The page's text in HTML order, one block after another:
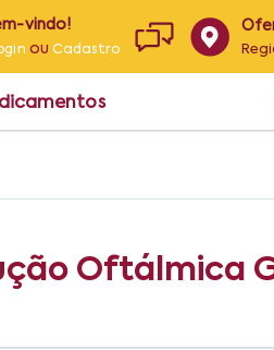
vindo!
ouCadastro
Oftálmica